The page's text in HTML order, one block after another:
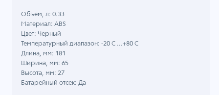
Объем, л: 0.33
Материал: ABS
Цвет: Черный
Температурный диапазон: -20 C ...+80 C
Длина, мм: 181
Ширина, мм: 65
Высота, мм: 27
Батарейный отсек: Да